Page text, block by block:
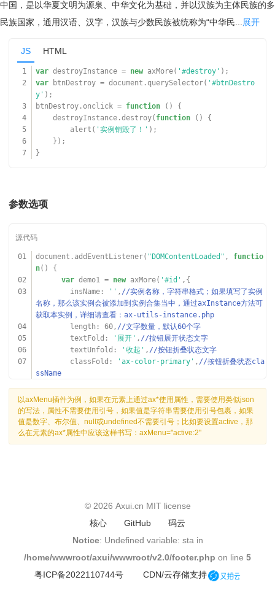
中国，是以华夏文明为源泉、中华文化为基础，并以汉族为主体民族的多
民族国家，通用汉语、汉字，汉族与少数民族被统称为“中华民...展开
JS HTML
1 var destroyInstance = new axMore( '#destroy' );
2
var btnDestroy = document.querySelector( '#btnDestro
y' );
3
btnDestroy.onclick = function
() {
4
destroyInstance.destroy( function
() {
5
alert( '实例销毁了！' );
6
});
7
}
参数选项
01 document.addEventListener( "DOMContentLoaded" , functio
n() {
02
var demo1 = new axMore( '#id' ,{
03
insName: '' , //实例名称，字符串格式；如果填写了实例
名称，那么该实例会被添加到实例合集当中，通过axInstance方法可
获取本实例，详细请查看：ax-utils-instance.php
04
length: 60, //文字数量，默认60个字
05
textFold: '展开' , //按钮展开状态文字
06
textUnfold: '收起' , //按钮折叠状态文字
07
classFold: 'ax-color-primary' , //按钮折叠状态cla
ssName
lassName
09
breakpoints: {},//使用断点以适配终端，详情查看ax-
utils-other.php页面
10
});
11
});
以axMenu插件为例，如果在元素上通过ax*使用属性，需要使用类似json
的写法，属性不需要使用引号，如果值是字符串需要使用引号包裹，如果
值是数字、布尔值、null或undefined不需要引号；比如要设置active，那
么在元素的ax*属性中应该这样书写：axMenu="active:2"
© 2026 Axui.cn MIT license
核心
GitHub
码云
Notice: Undefined variable: sta in
/home/wwwroot/axui/wwwroot/v2.0/footer.php on line 5
粤ICP备2022110744号
CDN/云存储支持